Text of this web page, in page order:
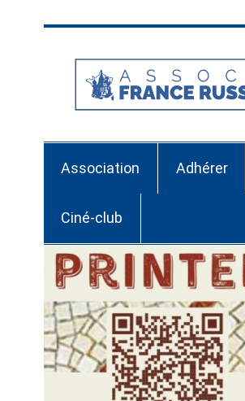
Association Adhérer
Ciné-club